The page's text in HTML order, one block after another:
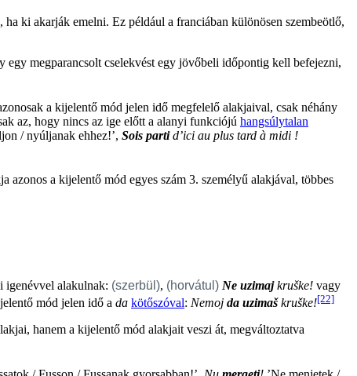
, ha ki akarják emelni. Ez például a franciában különösen szembeötlő,
megparancsolt cselekvést egy jövőbeli időpontig kell befejezni,
a kijelentő mód jelen idő megfelelő alakjaival, csak néhány
az, hogy nincs az ige előtt a alanyi funkciójú hangsúlytalan
/ nyúljanak ehhez!’, Sois partid’ici au plus tard à midi !
azonos a kijelentő mód egyes szám 3. személyű alakjával, többes
igenévvel alakulnak: (szerbül), (horvátul) Ne uzimajkruške! vagy
mód jelen idő a da kötőszóval: Nemoj da uzimaškruške![22]
hanem a kijelentő mód alakjait veszi át, megváltoztatva